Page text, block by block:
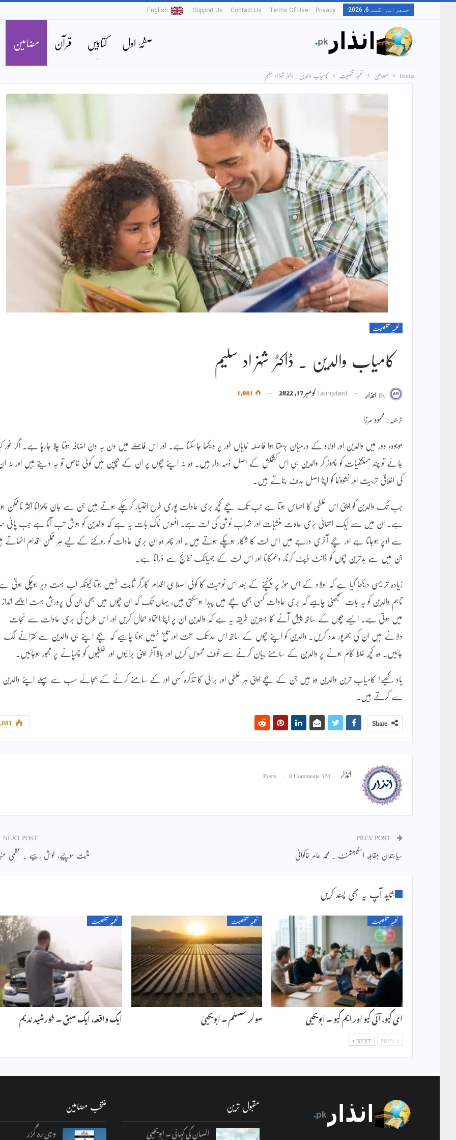
جمعرات, اگست 6, 2026 Privacy
Terms Of Use
Contact Us
Support Us
English
صفحۂ اول کتابیں قرآن مضامین
Home مضامین تعمیر شخصیت کامیاب والدین ۔ ڈاکٹر شہزاد سلیم
تعمیر شخصیت
کامیاب والدین ۔ ڈاکٹر شہزاد سلیم
Byانذار Last updatedنومبر 17, 2022
ترجمہ: محمود مرزا
موجودہ دور میں والدین اور اولاد کے درمیان بڑھتا ہوا فاصلہ نمایاں طور پر دیکھا جاسکتا ہے۔ اور اس فاصلے میں دن بہ دن اضافہ ہوتا چلا جارہا ہے۔ اگر غور
جائے تو چند مستثنیات کو چھوڑ کر والدین ہی اس کشمکش کے اصل ذمہ دار ہیں۔ وہ نہ اپنے بچوں پر ان کے بچپن میں کوئی خاص تو جہ دیتے ہیں اور نہ
کی اخلاقی تربیت اور نشوونما کو اپنا اصل ہدف بناتے ہیں۔
جب تک والدین کو اپنی اس غلطی کا احساس ہوتا ہے تب تک بچے کچھ بری عادات پوری طرح اختیار کرچکے ہوتے ہیں جن سے جان چھڑانا اکثر ناممکن
ہے۔ ان میں سے ایک انتہائی بری عادت منشیات اور شراب نوشی کی لت ہے۔ افسوس ناک بات یہ ہے کہ والدین کو ہوش تب آتا ہے جب پانی سر
سے اوپر ہوجاتا ہے اور بچے آخری درجے میں اس لت کا شکار ہوچکے ہوتے ہیں۔ اور پھر وہ ان بری عادات کو روکنے کے لیے ہر ممکن اقدام اٹھاتے
جن میں سے بدترین بچوں کو ڈانٹ ڈپٹ کرنا، دھمکانا اور اس لت کے بھیانک نتائج سے ڈرانا ہے۔
زیادہ تر یہی دیکھا گیا ہے کہ اولاد کے اس موڑ پر پہنچنے کے بعد اس نوعیت کا کوئی اصلاحی اقدام کارگر ثابت نہیں ہوتا کیونکہ اب بہت دیر ہوچکی ہوتی
تاہم والدین کو یہ بات سمجھنی چاہیے کہ بری عادات کسی بھی بچے میں پیدا ہوسکتی ہیں، یہاں تک کہ ان بچوں میں بھی جن کی پرورش بہت اچھے انداز
میں ہوتی ہے۔ ایسے بچوں کے ساتھ پیش آنے کا بہترین طریقہ یہ ہے کہ والدین ان پر اپنا اعتماد بحال کریں اور اس طرح کی بری عادات سے نجات
دلانے میں ان کی بھرپور مدد کریں۔ والدین کو اپنے بچوں کے ساتھ اس حد تک سخت اور تلخ نہیں ہونا چاہیے کہ بچے اپنے ہی والدین سے کترانے لگ
جائیں۔ وہ کچھ غلط کام ہونے پر والدین کے سامنے بیان کرنے سے خوف محسوس کریں اور بالاآخر اپنی برائیوں اور غلطیوں کو چھپانے پر مجبور ہوجائیں۔
یاد رکھیے! کامیاب ترین والدین وہ ہیں جن کے بچے اپنی ہر غلطی اور برائی کا تذکرہ کسی اور کے سامنے کرنے کے بجائے سب سے پہلے اپنے والدین
سے کرتے ہیں۔
Share
انذار 324 Posts
0 Comments
سیاستدان بمقابلہ اسٹیبلشمنٹ ۔ محمد عامر خاکوانی
NEXT POST
مثبت سوچیے، خوش رہیے ۔ عظمیٰ
شاید آپ یہ بھی پسند کریں
تعمیر شخصیت
ای کیو، آئی کیو اور ایم کیو ۔ ابویحییٰ
تعمیر شخصیت
سولر سسٹم ۔ ابویحییٰ
تعمیر شخصیت
ایک واقعہ، ایک سبق ۔ خورشید ندیم
NEXT
مقبول ترین
انسان کی کہانی ۔ ابویحییٰ
منتخب مضامین
وہی رہ گزر